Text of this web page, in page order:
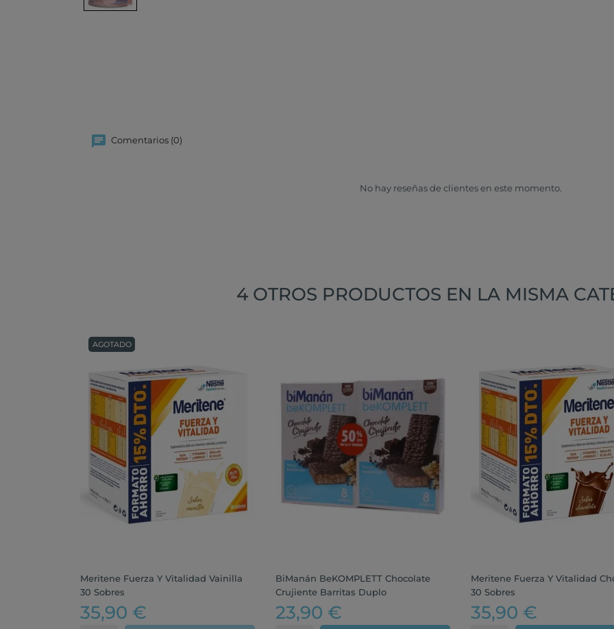
Comentarios (0)
No hay reseñas de clientes en este momento.
4 OTROS PRODUCTOS EN LA MISMA
Meritene Fuerza Y Vitalidad Vainilla
30 Sobres
35,90 €
AGOTADO
BiManán BeKOMPLETT Chocolate
Crujiente Barritas Duplo
23,90 €
Meritene Fuerza Y Vitalidad
30 Sobres
35,90 €